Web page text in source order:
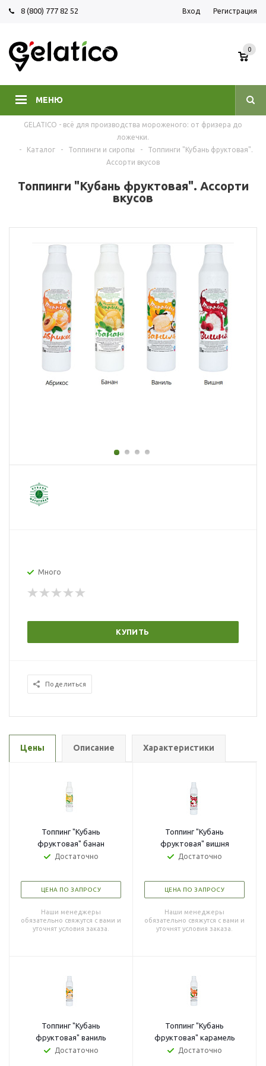
8 (800) 777 82 52 Вход Регистрация
МЕНЮ
0
GELATICO - всё для производства мороженого: от фризера до
ложечки.
-
Каталог - Топпинги и сиропы -
Топпинги "Кубань фруктовая".
Ассорти вкусов
Топпинги "Кубань фруктовая". Ассорти
вкусов
Много
КУПИТЬ
Поделиться
Цены Описание Характеристики
Топпинг "Кубань
фруктовая" банан
Достаточно
ЦЕНА ПО ЗАПРОСУ
Наши менеджеры
обязательно свяжутся с вами и
уточнят условия заказа.
Топпинг "Кубань
фруктовая" вишня
Достаточно
ЦЕНА ПО ЗАПРОСУ
Наши менеджеры
обязательно свяжутся с вами и
уточнят условия заказа.
Топпинг "Кубань
фруктовая" ваниль
Достаточно
Топпинг "Кубань
фруктовая" карамель
Достаточно